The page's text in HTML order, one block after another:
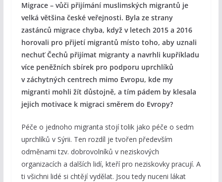
Migrace – vůči přijímání muslimských migrantů je
velká většina české veřejnosti. Byla ze strany
zastánců migrace chyba, když v letech 2015 a 2016
horovali pro přijetí migrantů místo toho, aby uznali
nechuť Čechů přijímat migranty a navrhli kupříkladu
více peněžních sbírek pro podporu uprchlíků
v záchytných centrech mimo Evropu, kde my
migranti mohli žít důstojně, a tím pádem by klesala
jejich motivace k migraci směrem do Evropy?
Péče o jednoho migranta stojí tolik jako péče o sedm
uprchlíků v Sýrii. Ten rozdíl je tvořen především
odměnami tzv. dobrovolníků v neziskových
organizacích a dalších lidí, kteří pro neziskovky pracují. A
ti všichni lidé si chtějí vydělat. Jsou tedy nuceni lákat